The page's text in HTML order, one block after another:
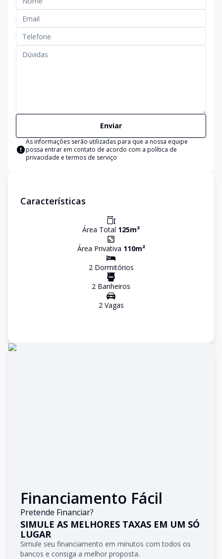
Enviar
As informações serão utilizadas para que a nossa equipe
possa entrar em contato de acordo com a política de
privacidade e termos de serviço
Características
Área Total 125m²
Área Privativa 110m²
2Dormitórios
2 Banheiros
2Vagas
Financiamento Fácil
Pretende Financiar?
SIMULE AS MELHORES TAXAS EM UM SÓ
LUGAR
Simule seu financiamento em minutos com todos os
bancos e consiga a melhor proposta.